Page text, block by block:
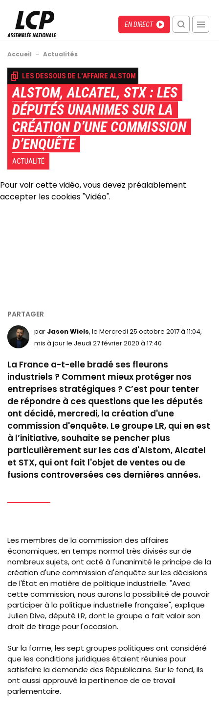
contenu
principal
Menu
recherche
mobile
Direct
EN DIRECT
Fil
d'Ariane
Accueil - Actualités
Back
to
top
LES DESSOUS DE L'AFFAIRE ALSTOM
ALSTOM, ALCATEL, STX : LES
DÉPUTÉS UNANIMES SUR LA
CRÉATION D’UNE COMMISSION
D’ENQUÊTE
ACTUALITÉ
Pour voir cette vidéo, vous devez préalablement
accepter les cookies "Vidéo".
par Jason Wiels, le Mercredi 25 octobre 2017 à 11:04,
mis à jour le Jeudi 27 février 2020 à 17:40
La France a-t-elle bradé ses fleurons
industriels ? Comment mieux protéger nos
entreprises stratégiques ? C’est pour tenter
de répondre à ces questions que les députés
ont décidé, mercredi, la création d'une
commission d'enquête. Le groupe LR, qui en est
à l’initiative, souhaite se pencher plus
particulièrement sur les cas d'Alstom, Alcatel
et STX, qui ont fait l'objet de ventes ou de
fusions controversées ces dernières années.
Les membres de la commission des affaires
économiques, en temps normal très divisés sur de
nombreux sujets, ont acté à l'unanimité le principe de la
création d'une commission d'enquête sur les décisions
de l'État en matière de politique industrielle. "Avec
cette commission, nous aurons la possibilité de pouvoir
participer à la politique industrielle française", explique
Julien Dive, député LR, dont le groupe a fait valoir son
droit de tirage pour l'occasion.
Sur la forme, les sept groupes politiques ont considéré
que les conditions juridiques étaient réunies pour
satisfaire la demande des Républicains. Sur le fond, ils
ont aussi approuvé la pertinence de ce travail
parlementaire.